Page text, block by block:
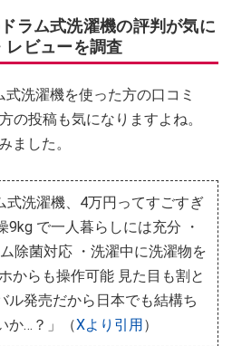
ラム式洗濯機の評判が気に
レビューを調査
式洗濯機を使った方の口コミ
の投稿も気になりますよね。
ました。
式洗濯機、4万円ってすごすぎ
で一人暮らしには充分 ・
除菌対応 ・洗濯中に洗濯物を
からも操作可能 見た目も割と
ル発売だから日本でも結構ち
か…？」（Xより引用）